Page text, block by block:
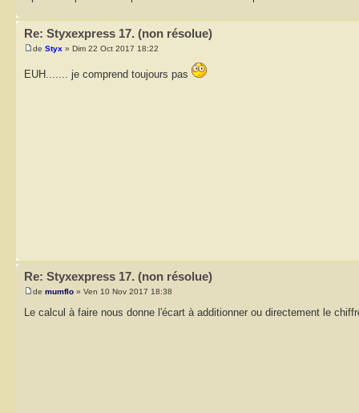
Re: Styxexpress 17. (non résolue)
de Styx » Dim 22 Oct 2017 18:22
EUH....... je comprend toujours pas
Re: Styxexpress 17. (non résolue)
de mumflo » Ven 10 Nov 2017 18:38
Le calcul à faire nous donne l'écart à additionner ou directement le